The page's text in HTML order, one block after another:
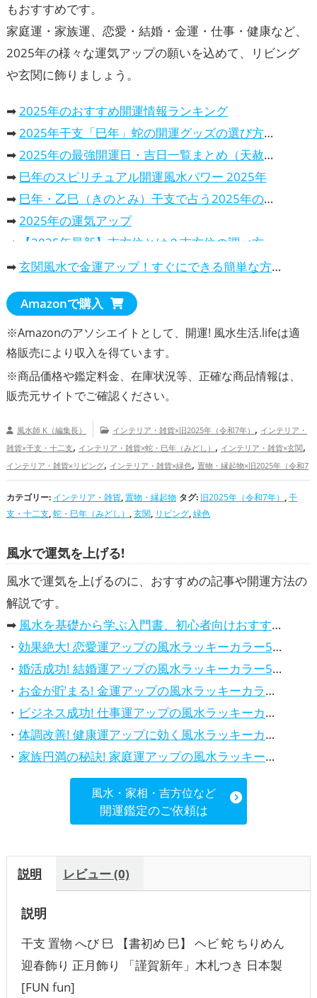
もおすすめです。
家庭運・家族運、恋愛・結婚・金運・仕事・健康など、
2025年の様々な運気アップの願いを込めて、リビング
や玄関に飾りましょう。
➡2025年のおすすめ開運情報ランキング
➡2025年干支「巳年」蛇の開運グッズの選び方、意味と効果と活用法
➡2025年の最強開運日・吉日一覧まとめ（天赦日・一粒万倍日…）
➡ 巳年のスピリチュアル開運風水パワー 2025年
➡ 巳年・乙巳（きのとみ）干支で占う2025年の運勢は、どんな一年？
➡2025年の運気アップ
➡
【2025年最新】吉方位とは？吉方位の調べ方や吉報旅行先での過ごし方を解説
➡2025年の開運カレンダー！風水で選ぶ、おすすめランキング
・
パワースポット・カレンダー2025年、開運効果抜群！
・2025年の吉日や最強開運日が分かる暦のカレンダー
・2025年の金運を上げる！選ぶべき開運カレンダー
・恋愛運を引き寄せる！2025年おすすめ開運カレンダー
➡玄関風水で金運アップ！すぐにできる簡単な方法
Amazonで購入
※Amazonのアソシエイトとして、開運! 風水生活.lifeは適
格販売により収入を得ています。
※商品価格や鑑定料金、在庫状況等、正確な商品情報は、
販売元サイトでご確認ください。
風水師 K（編集長） インテリア・雑貨×旧2025年（令和7年） , インテリア・
雑貨×干支・十二支, インテリア・雑貨×蛇・巳年（みどし） , インテリア・雑貨×玄関,
インテリア・雑貨×リビング, インテリア・雑貨×緑色, 置物・縁起物×旧2025年（令和7
年）,置物・縁起物×干支・十二支,置物・縁起物×蛇・巳年（みどし）,置物・縁起物×
玄関,置物・縁起物×リビング,置物・縁起物×緑色
旧2025年（令和7年）の開運グ
ッズ,干支・十二支の開運グッズ,蛇・巳年（みどし）の開運グッズ
アップ,仕事運アップ, 健康運アップ
カテゴリー: インテリア・雑貨,置物・縁起物 タグ: 旧2025年（令和7年） ,干
支・十二支,蛇・巳年（みどし） ,玄関, リビング,緑色
風水で運気を上げる!
風水で運気を上げるのに、おすすめの記事や開運方法の
解説です。
➡ 風水を基礎から学ぶ入門書、初心者向けおすすめ本
・ 効果絶大! 恋愛運アップの風水ラッキーカラー5選、解説付き
・ 婚活成功! 結婚運アップの風水ラッキーカラー5選、効果解説
・ お金が貯まる! 金運アップの風水ラッキーカラー5選、効果解説
・ ビジネス成功! 仕事運アップの風水ラッキーカラー5選、効果解説
・ 体調改善! 健康運アップに効く風水ラッキーカラー5選、効果と活用法を解説
・ 家族円満の秘訣! 家庭運アップの風水ラッキーカラー5選、効果解説
風水・家相・吉方位など
開運鑑定のご依頼は
説明 レビュー (0)
説明
干支 置物 へび 巳 【書初め 巳】 ヘビ 蛇 ちりめん
迎春飾り 正月飾り 「謹賀新年」木札つき 日本製
[FUN fun]